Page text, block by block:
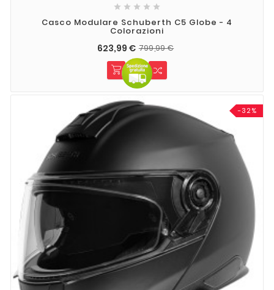
    
Casco Modulare Schuberth C5 Globe - 4
Colorazioni
623,99 € 799,99 €
-32%